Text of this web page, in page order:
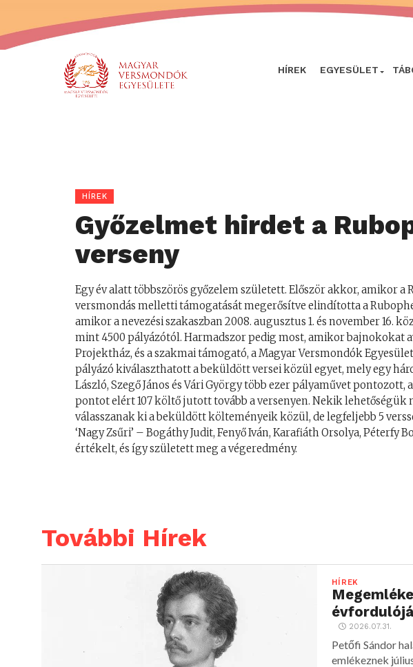
HÍREK EGYESÜLET
HÍREK
Győzelmet hirdet a
verseny
Egy év alatt többszörös győzelem született. Először akkor, amikor a
versmondás melletti támogatását megerősítve elindította a
amikor a nevezési szakaszban 2008. augusztus 1. és november 16.
mint 4500 pályázótól. Harmadszor pedig most, amikor bajnokokat
Projektház, és a szakmai támogató, a Magyar Versmondók
pályázó kiválaszthatott a beküldött versei közül egyet, mely egy
László, Szegő János és Vári György több ezer pályaművet
pontot elért 107 költő jutott tovább a versenyen. Nekik lehetőségük
válasszanak ki a beküldött költeményeik közül, de legfeljebb 5
‘Nagy Zsűri’ – Bogáthy Judit, Fenyő Iván, Karafiáth Orsolya, Péterfy
értékelt, és így született meg a végeredmény.
További Hírek
HÍREK
2026.07.31.
Petőfi Sándor
emlékeznek